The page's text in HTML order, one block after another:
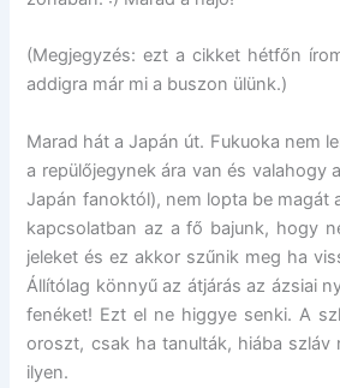
(Megjegyzés: ezt a cikket hétfőn
addigra már mi a buszon ülünk.)
Marad hát a Japán út. Fukuoka nem
a repülőjegynek ára van és valahogy
Japán fanoktól), nem lopta be magát
kapcsolatban az a fő bajunk, hogy
jeleket és ez akkor szűnik meg ha
Állítólag könnyű az átjárás az ázsiai
fenéket! Ezt el ne higgye senki. A
oroszt, csak ha tanulták, hiába szláv
ilyen.